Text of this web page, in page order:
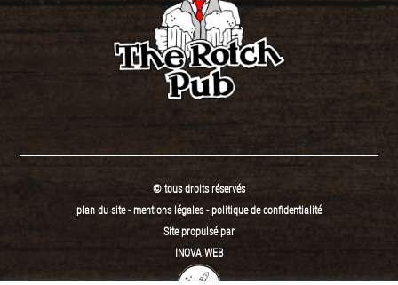
© tous droits réservés
plan du site-mentions légales-politique de confidentialité
Site propulsé par
INOVA WEB